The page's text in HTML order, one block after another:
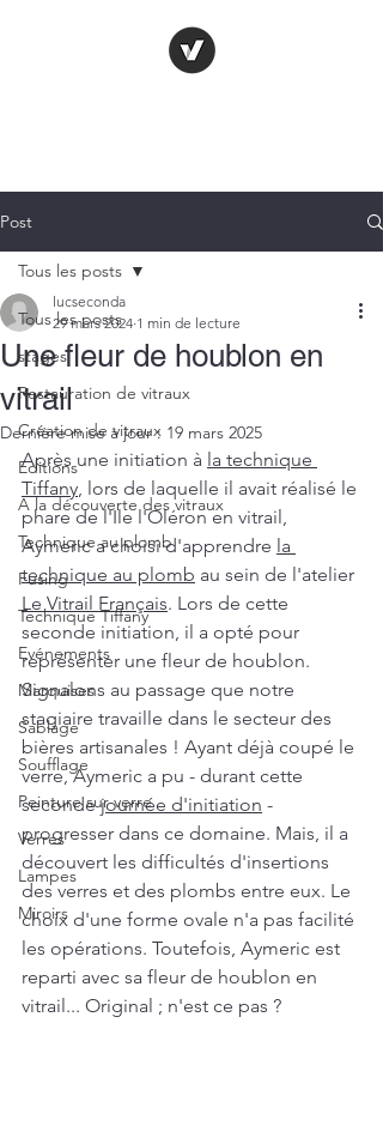
Post
Tous les posts
stages
Restauration de vitraux
Création de vitraux
Editions
A la découverte des vitraux
Technique au plomb
Fusing
Technique Tiffany
Evénements
Marquises
Sablage
Soufflage
Peinture sur verre
Verres
Lampes
Miroirs
Tous les posts
Une fleur de houblon en
vitrail
lucseconda
29 mars 2024 1 min de lecture
Dernière mise à jour : 19 mars 2025
Après une initiation à la technique
Tiffany, lors de laquelle il avait réalisé le
phare de l'Ile l'Oléron en vitrail,
Aymeric a choisi d'apprendre la
technique au plomb au sein de l'atelier
Le Vitrail Français. Lors de cette
seconde initiation, il a opté pour
représenter une fleur de houblon.
Signalons au passage que notre
stagiaire travaille dans le secteur des
bières artisanales ! Ayant déjà coupé le
verre, Aymeric a pu - durant cette
seconde journée d'initiation -
progresser dans ce domaine. Mais, il a
découvert les difficultés d'insertions
des verres et des plombs entre eux. Le
choix d'une forme ovale n'a pas facilité
les opérations. Toutefois, Aymeric est
reparti avec sa fleur de houblon en
vitrail... Original ; n'est ce pas ?